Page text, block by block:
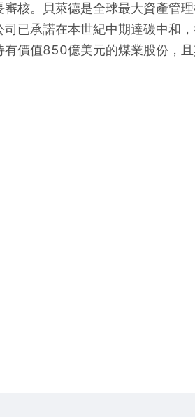
審核。貝萊德是全球最大資產管
已承諾在本世紀中期達碳中和
價值850億美元的煤業股份，